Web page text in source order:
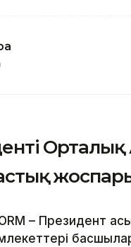
Орталық
– Президент